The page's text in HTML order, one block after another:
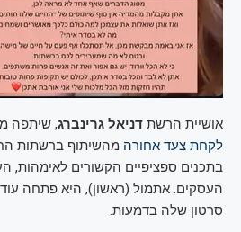
אושיית הרשת דניאל גרינברג, שיתפה
לקחת צעד אחורה מהשיתוף ברשתות
בתכנים ספציפיים הקשורים לאימהות,
העסקים. אתמול (ראשון), היא פתחה
סרטון שלה בדמעות.